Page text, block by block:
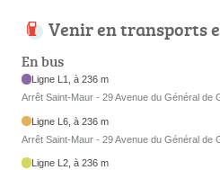
Venir en transports
En bus
Ligne L1, à 236 m
Arrêt Saint-Maur - 29 Avenue du Général de
Ligne L6, à 236 m
Arrêt Saint-Maur - 29 Avenue du Général de
Ligne L2, à 236 m